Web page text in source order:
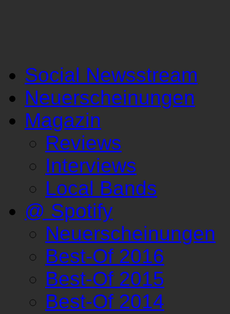
Social Newsstream
Neuerscheinungen
Magazin
Reviews
Interviews
Local Bands
@ Spotify
Neuerscheinungen
Best-Of 2016
Best-Of 2015
Best-Of 2014